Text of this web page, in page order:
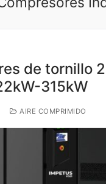
de tornillo 2
315kW
AIRE COMPRIMIDO